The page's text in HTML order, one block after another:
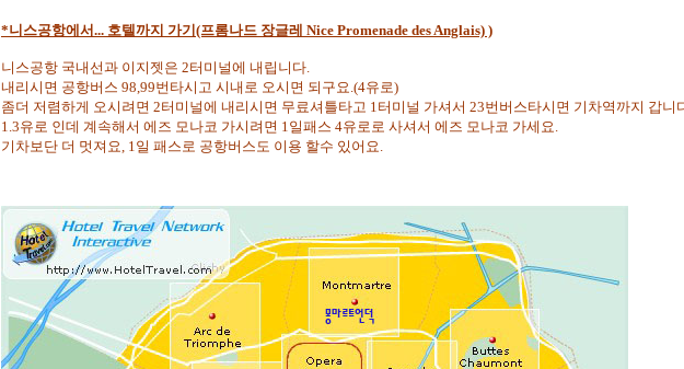
*니스공항에서... 호텔까지 가기(프롬나드 장글레 Nice Promenade des Anglais) )
니스공항 국내선과 이지젯은 2터미널에 내립니다.
내리시면 공항버스 98,99번타시고 시내로 오시면 되구요.(4유로)
좀더 저렴하게 오시려면 2터미널에 내리시면 무료셔틀타고 1터미널 가셔서 23번버스타시면 기차역까지 갑니
1.3유로 인데 계속해서 에즈 모나코 가시려면 1일패스 4유로로 사셔서 에즈 모나코 가세요.
기차보단 더 멋져요, 1일 패스로 공항버스도 이용 할수 있어요.